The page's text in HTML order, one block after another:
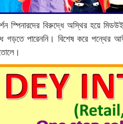
স্পিনারদের বিরুদ্ধে অস্থির হয়ে
গড়তে পারেননি। বিশেষ করে পন্থের